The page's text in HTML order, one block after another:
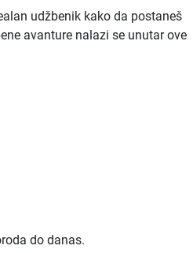
udžbenik kako da postaneš
avanture nalazi se unutar ove
do danas.